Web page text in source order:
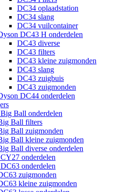
DC34 oplaadstation
DC34 slang
DC34 vuilcontainer
DC43 H onderdelen
DC43 diverse
DC43 filters
DC43 kleine zuigmonden
DC43 slang
DC43 zuigbuis
DC43 zuigmonden
DC44 onderdelen
Ball onderdelen
Ball filters
Ball zuigmonden
Ball kleine zuigmonden
Ball diverse onderdelen
onderdelen
onderdelen
zuigmonden
kleine zuigmonden